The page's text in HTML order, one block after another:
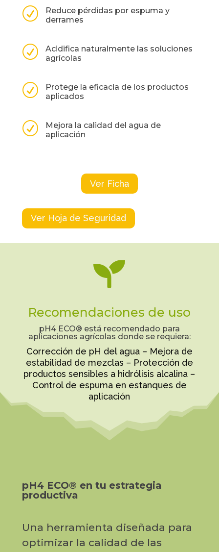
R
Reduce pérdidas por espuma y
derrames
R
Acidifica naturalmente las soluciones
agrícolas
R
Protege la eficacia de los productos
aplicados
R
Mejora la calidad del agua de
aplicación
Ver Ficha
Ver Hoja de Seguridad

Recomendaciones de uso
pH4 ECO® está recomendado para
aplicaciones agrícolas donde se requiera:
Corrección de pH del agua – Mejora de
estabilidad de mezclas – Protección de
productos sensibles a hidrólisis alcalina –
Control de espuma en estanques de
aplicación
pH4 ECO® en tu estrategia
productiva
Una herramienta diseñada para
optimizar la calidad de las